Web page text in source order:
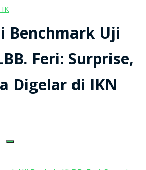
Benchmark Uji
Feri: Surprise,
Digelar di IKN